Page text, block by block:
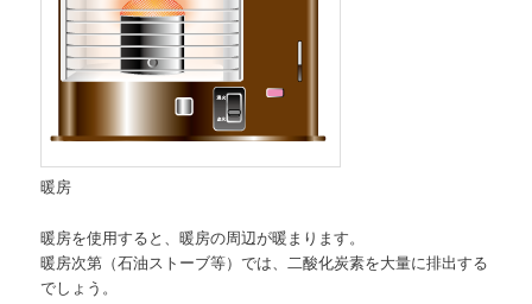
暖房
暖房を使用すると、暖房の周辺が暖まります。
暖房次第（石油ストーブ等）では、二酸化炭素を大量に排出する
でしょう。